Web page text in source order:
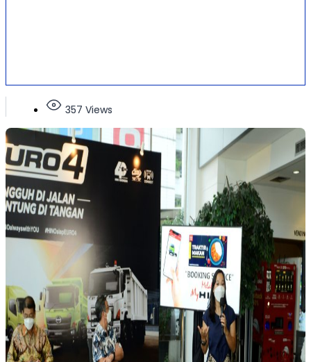
357 Views